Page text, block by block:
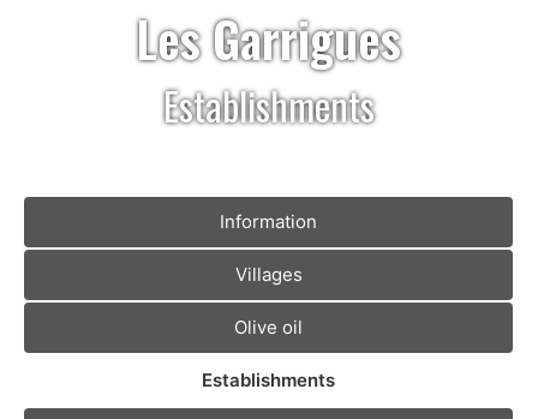
Les Garrigues
Establishments
Information
Villages
Olive oil
Establishments